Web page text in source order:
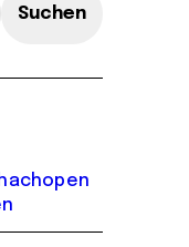
Suchen